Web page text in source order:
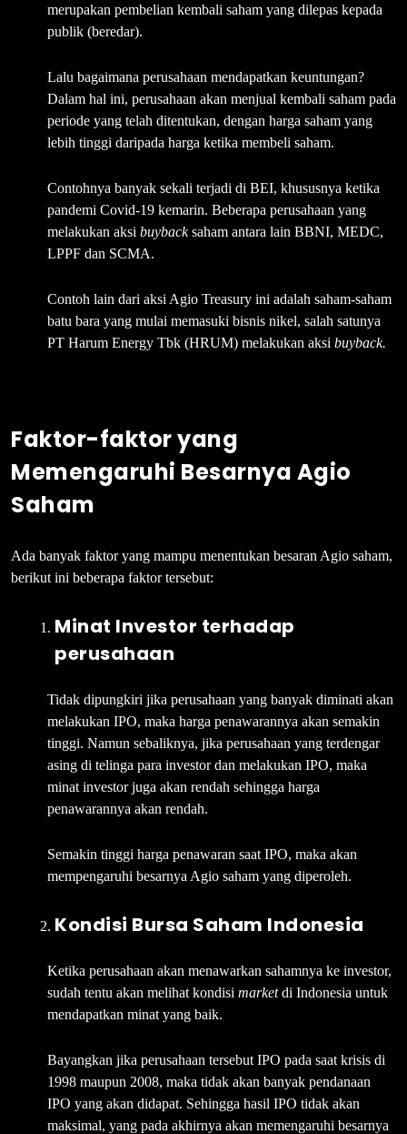
merupakan pembelian kembali saham yang dilepas kepada
publik (beredar).
Lalu bagaimana perusahaan mendapatkan keuntungan?
Dalam hal ini, perusahaan akan menjual kembali saham pada
periode yang telah ditentukan, dengan harga saham yang
lebih tinggi daripada harga ketika membeli saham.
Contohnya banyak sekali terjadi di BEI, khususnya ketika
pandemi Covid-19 kemarin. Beberapa perusahaan yang
melakukan aksi buybacksaham antara lain BBNI, MEDC,
LPPF dan SCMA.
Contoh lain dari aksi Agio Treasury ini adalah saham-saham
batu bara yang mulai memasuki bisnis nikel, salah satunya
PT Harum Energy Tbk (HRUM) melakukan aksi buyback.
Faktor-faktor yang
Memengaruhi Besarnya Agio
Saham
Ada banyak faktor yang mampu menentukan besaran Agio saham,
berikut ini beberapa faktor tersebut:
Minat Investor terhadap
perusahaan
Tidak dipungkiri jika perusahaan yang banyak diminati akan
melakukan IPO, maka harga penawarannya akan semakin
tinggi. Namun sebaliknya, jika perusahaan yang terdengar
asing di telinga para investor dan melakukan IPO, maka
minat investor juga akan rendah sehingga harga
penawarannya akan rendah.
Semakin tinggi harga penawaran saat IPO, maka akan
mempengaruhi besarnya Agio saham yang diperoleh.
Kondisi Bursa Saham Indonesia
Ketika perusahaan akan menawarkan sahamnya ke investor,
sudah tentu akan melihat kondisi marketdi Indonesia untuk
mendapatkan minat yang baik.
Bayangkan jika perusahaan tersebut IPO pada saat krisis di
1998 maupun 2008, maka tidak akan banyak pendanaan
IPO yang akan didapat. Sehingga hasil IPO tidak akan
maksimal, yang pada akhirnya akan memengaruhi besarnya